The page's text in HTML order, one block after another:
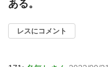
ある。
レスにコメント